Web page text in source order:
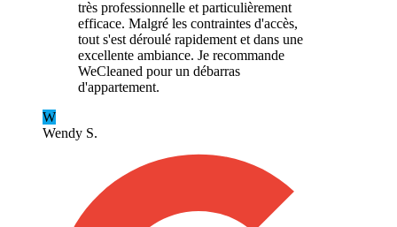
très professionnelle et particulièrement
efficace. Malgré les contraintes d'accès,
tout s'est déroulé rapidement et dans une
excellente ambiance. Je recommande
WeCleaned pour un débarras
d'appartement.
W
Wendy S.